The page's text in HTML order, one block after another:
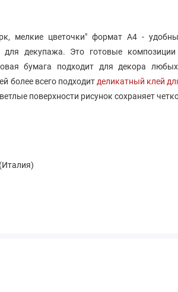
мелкие цветочки" формат А4 -
для декупажа. Это готовые
бумага подходит для декора любых
более всего подходит деликатный клей
поверхности рисунок сохраняет